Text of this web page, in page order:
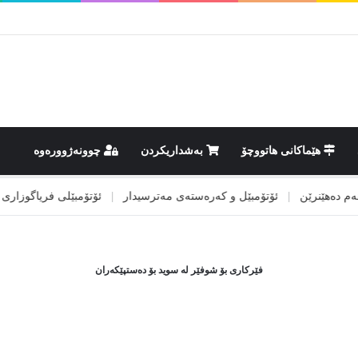
هێماکانى هاتووچۆ بەشداریکردن چوونەژوورەوە
| ئۆتۆمبێل و کەرەستەی مەترسیدار | ئۆتۆمبێلی فریاگوزاری
فێرکاری بۆ شوفێر لە سوید بۆ دەستپێکەران